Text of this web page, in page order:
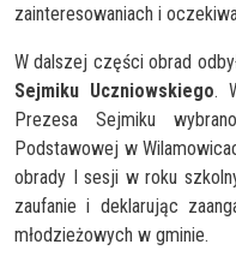
zainteresowaniach i
W dalszej części obrad
Sejmiku Uczniowskiego.
Prezesa Sejmiku
Podstawowej w
obrady I sesji w roku
zaufanie i deklarując
młodzieżowych w gminie.